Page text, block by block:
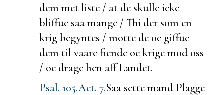
dem met liste / at de skulle icke
bliffue saa mange / Thi der som en
krig begyntes / motte de oc giffue
dem til vaare fiende oc krige mod oss
/ oc drage hen aff Landet.
Psal. 105.Act. 7.Saa sette mand Plagge